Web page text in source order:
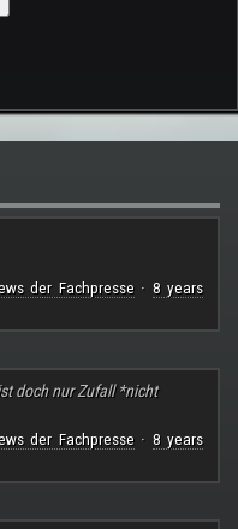
der Fachpresse· 8 years
doch nur Zufall *nicht
der Fachpresse· 8 years